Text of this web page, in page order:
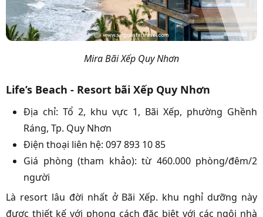
Mira Bãi Xếp Quy Nhơn
Life’s Beach - Resort bãi Xếp Quy Nhơn
Địa chỉ: Tổ 2, khu vực 1, Bãi Xếp, phường Ghềnh
Ráng, Tp. Quy Nhơn
Điện thoại liên hệ: 097 893 10 85
Giá phòng (tham khảo): từ 460.000 phòng/đêm/2
người
Là resort lâu đời nhất ở Bãi Xếp. khu nghỉ dưỡng này
được thiết kế với phong cách đặc biệt với các ngôi nhà